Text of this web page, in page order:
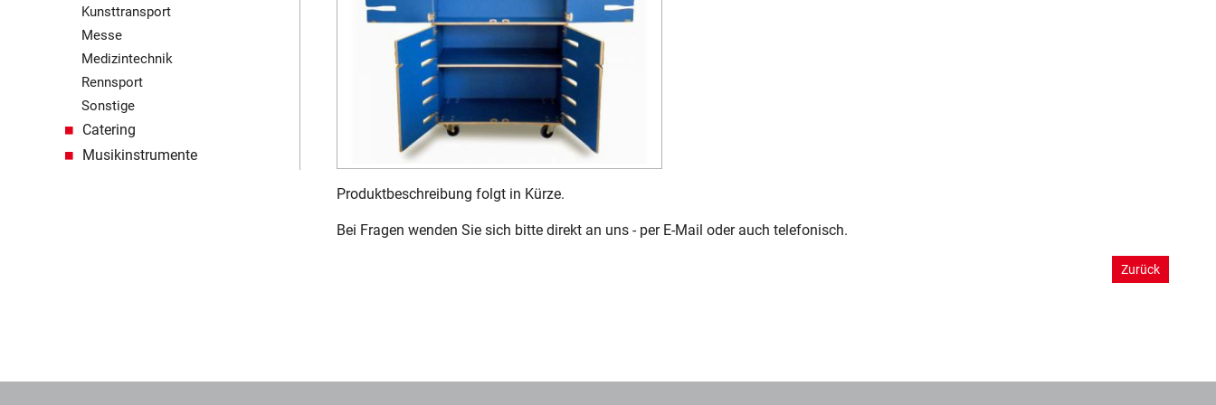
Kunsttransport
Messe
Medizintechnik
Rennsport
Sonstige
Catering
Musikinstrumente
Produktbeschreibung folgt in Kürze.
Bei Fragen wenden Sie sich bitte direkt an uns - per E-Mail oder auch telefonisch.
Zurück